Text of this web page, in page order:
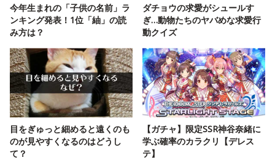
今年生まれの「子供の名前」ラ
ンキング発表！1位「紬」の読
み方は？
ダチョウの求愛がシュールす
ぎ…動物たちのヤバめな求愛行
動クイズ
目をぎゅっと細めると遠くのも
のが見やすくなるのはどうし
て？
【ガチャ】限定SSR神谷奈緒に
学ぶ確率のカラクリ【デレス
テ】